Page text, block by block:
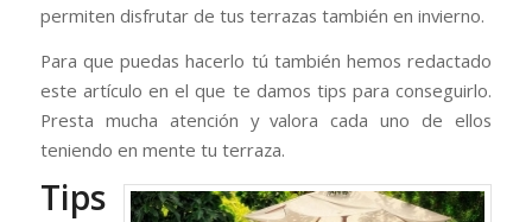
permiten disfrutar de tus terrazas también en invierno.
Para que puedas hacerlo tú también hemos redactado
este artículo en el que te damos tips para conseguirlo.
Presta mucha atención y valora cada uno de ellos
teniendo en mente tu terraza.
Tips